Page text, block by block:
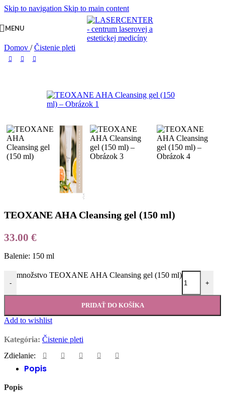
Skip to navigation Skip to main content
MENU
Domov / Čistenie pleti
TEOXANE AHA Cleansing gel (150 ml)
33.00 €
Balenie: 150 ml
-
množstvo TEOXANE AHA Cleansing gel (150 ml)
+
PRIDAŤ DO KOŠÍKA
Add to wishlist
Kategória: Čistenie pleti
Zdielanie:
Popis
Popis